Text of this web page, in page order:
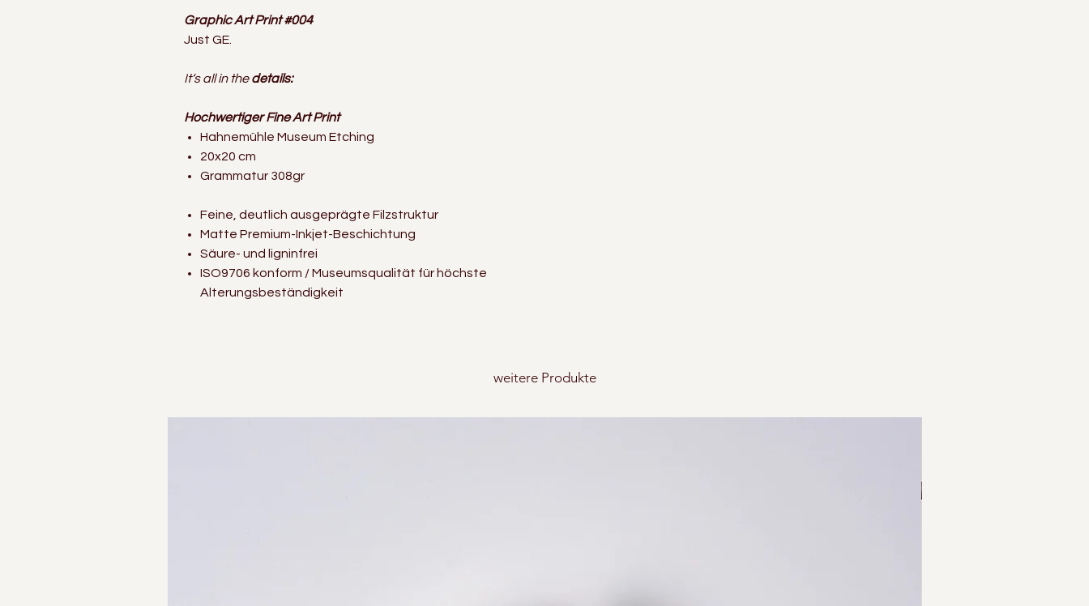
Graphic Art Print #004
Just GE.
It‘s all in thedetails:
Hochwertiger Fine Art Print
Hahnemühle Museum Etching
20x20 cm
Grammatur 308gr
Feine, deutlich ausgeprägte Filzstruktur
Matte Premium-Inkjet-Beschichtung
Säure- und ligninfrei
ISO9706 konform / Museumsqualität für höchste
Alterungsbeständigkeit
weitere Produkte